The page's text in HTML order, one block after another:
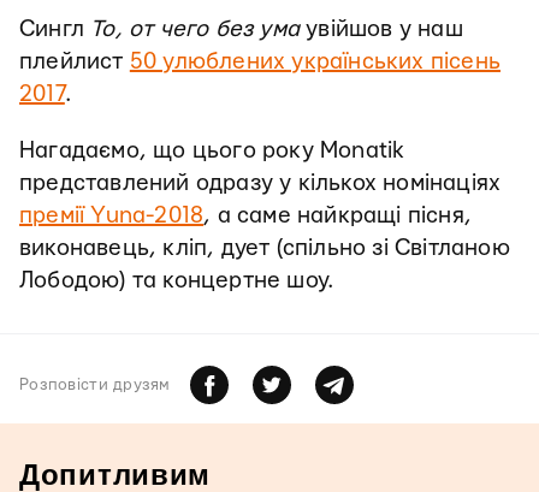
Сингл То, от чего без умаувійшов у наш
плейлист 50 улюблених українських пісень
2017.
Нагадаємо, що цього року Monatik
представлений одразу у кількох номінаціях
премії Yuna-2018, а саме найкращі пісня,
виконавець, кліп, дует (спільно зі Світланою
Лободою) та концертне шоу.
Розповiсти друзям
Допитливим